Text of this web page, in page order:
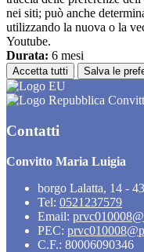
nei siti; può anche
utilizzando la nuova o la
Youtube.
Durata: 6 mesi
Accetta tutti Salva le
Contatti
Convitto Maria Luigia
borgo Lalatta, 14 -
Tel: 0521237579
Email:
PEC:
C.F.: 80006090346